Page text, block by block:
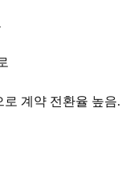
계약 전환율 높음.